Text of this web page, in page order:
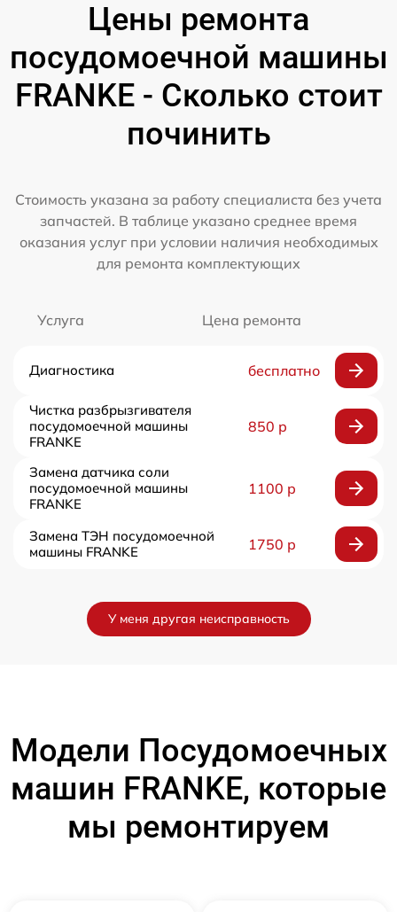
Цены ремонта
посудомоечной машины
FRANKE - Сколько стоит
починить
Стоимость указана за работу специалиста без учета
запчастей. В таблице указано среднее время
оказания услуг при условии наличия необходимых
для ремонта комплектующих
Услуга Цена ремонта
Диагностика бесплатно
Чистка разбрызгивателя
посудомоечной машины
FRANKE
850 р
Замена датчика соли
посудомоечной машины
FRANKE
1100 р
Замена ТЭН посудомоечной
машины FRANKE
1750 р
У меня другая неисправность
Модели Посудомоечных
машин FRANKE, которые
мы ремонтируем